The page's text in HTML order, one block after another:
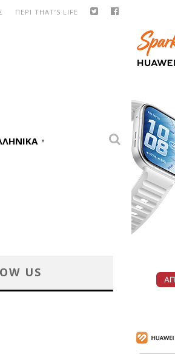
ΠΕΡΙ THAT’S LIFE
▼
US